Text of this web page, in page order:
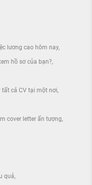
lương cao hôm nay
hồ sơ của bạn?
tất cả CV tại một nơi
cover letter ấn tượng
quả